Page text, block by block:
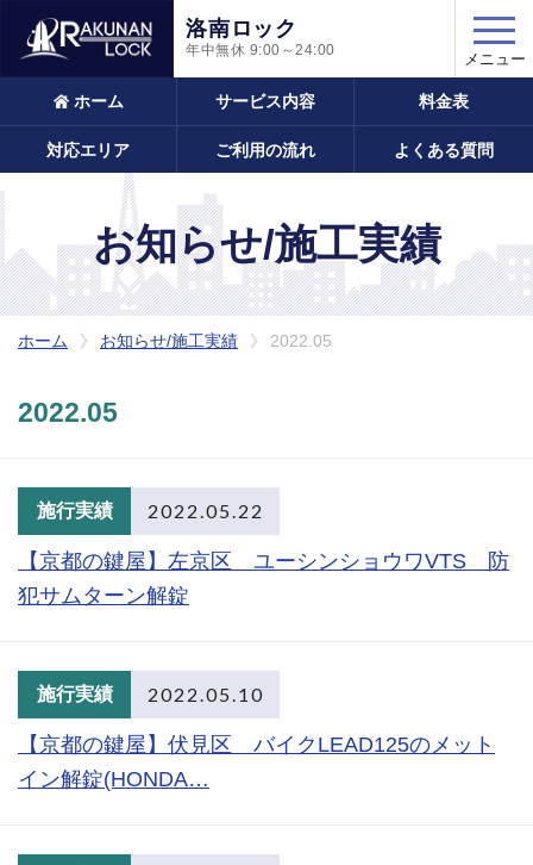
洛南ロック
年中無休 9:00～24:00 メニュー
ホーム サービス内容 料金表
対応エリア ご利用の流れ よくある質問
お知らせ/施工実績
ホーム お知らせ/施工実績 2022.05
2022.05
施行実績 2022.05.22
【京都の鍵屋】左京区 ユーシンショウワVTS 防
犯サムターン解錠
施行実績 2022.05.10
【京都の鍵屋】伏見区 バイクLEAD125のメット
イン解錠(HONDA…